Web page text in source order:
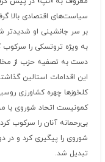
بر سر جانشینی او شدیدتر
به ویژه تروتسکی را سرکوب
دست به تصفیه حزب از
این اقدامات استالین
کلخوزها چهره کشاورزی
کمونیست اتحاد شوروی با
بی‌رحمانه آنان را سرکوب
شوروی را پیگیری کرد و در
تبدیل شد.